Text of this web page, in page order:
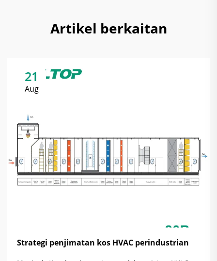
Artikel berkaitan
21
Aug
Strategi penjimatan kos HVAC perindustrian